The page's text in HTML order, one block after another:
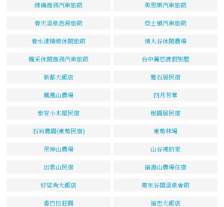
緣橋商務汽車旅館 美思樂汽車旅館
春天溫泉泡湯旅館 亞士頓汽車旅館
春水漾精緻休閒旅館 情人谷休閒農場
楓采休閒商務汽車旅館 台中麗悠渡假別墅
新都大飯店 雅石居民宿
鳳凰山農場 四月芳草
泰安小木屋民宿 根園居民宿
石嵙農園(東勢民宿) 東勢林場
吊神山農場 山谷裡的家
出雲山民宿 福壽山農場住宿
好望角大飯店 惠來谷關溫泉會館
香巴拉莊園 福忠大飯店